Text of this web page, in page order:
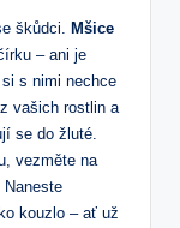
škůdci.
Mšice
– ani je
s nimi nechce
vašich rostlin a
se do žluté.
vezměte na
kouzlo – ať už